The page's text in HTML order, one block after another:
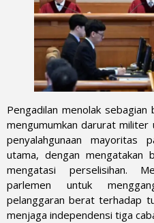
Pengadilan menolak
mengumumkan darurat militer
penyalahgunaan mayoritas
utama, dengan mengatakan
mengatasi perselisihan.
parlemen untuk
pelanggaran berat terhadap
menjaga independensi tiga